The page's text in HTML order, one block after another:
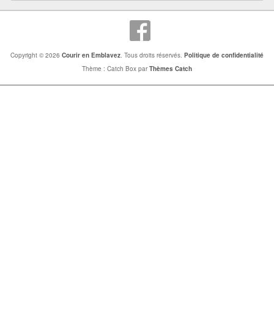
Copyright © 2026 Courir en Emblavez. Tous droits réservés. Politique de confidentialité
Thème : Catch Box parThèmes Catch